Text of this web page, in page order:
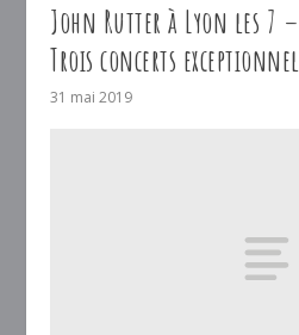
John Rutter à Lyon les 7
Trois concerts
31 mai 2019